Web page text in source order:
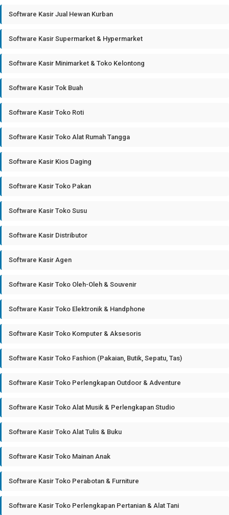
Software Kasir Jual Hewan Kurban
Software Kasir Supermarket & Hypermarket
Software Kasir Minimarket & Toko Kelontong
Software Kasir Tok Buah
Software Kasir Toko Roti
Software Kasir Toko Alat Rumah Tangga
Software Kasir Kios Daging
Software Kasir Toko Pakan
Software Kasir Toko Susu
Software Kasir Distributor
Software Kasir Agen
Software Kasir Toko Oleh-Oleh & Souvenir
Software Kasir Toko Elektronik & Handphone
Software Kasir Toko Komputer & Aksesoris
Software Kasir Toko Fashion (Pakaian, Butik, Sepatu, Tas)
Software Kasir Toko Perlengkapan Outdoor & Adventure
Software Kasir Toko Alat Musik & Perlengkapan Studio
Software Kasir Toko Alat Tulis & Buku
Software Kasir Toko Mainan Anak
Software Kasir Toko Perabotan & Furniture
Software Kasir Toko Perlengkapan Pertanian & Alat Tani